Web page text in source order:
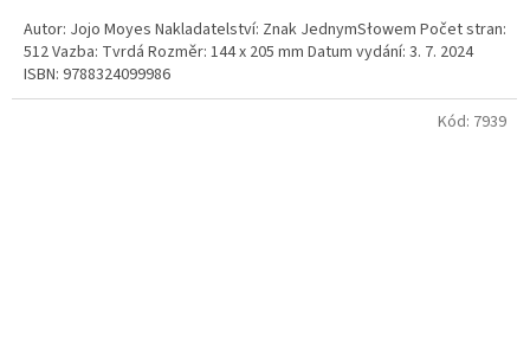
Autor: Jojo Moyes Nakladatelství: Znak JednymSłowem Počet stran:
512 Vazba: Tvrdá Rozměr: 144 x 205 mm Datum vydání: 3. 7. 2024
ISBN: 9788324099986
Kód: 7939